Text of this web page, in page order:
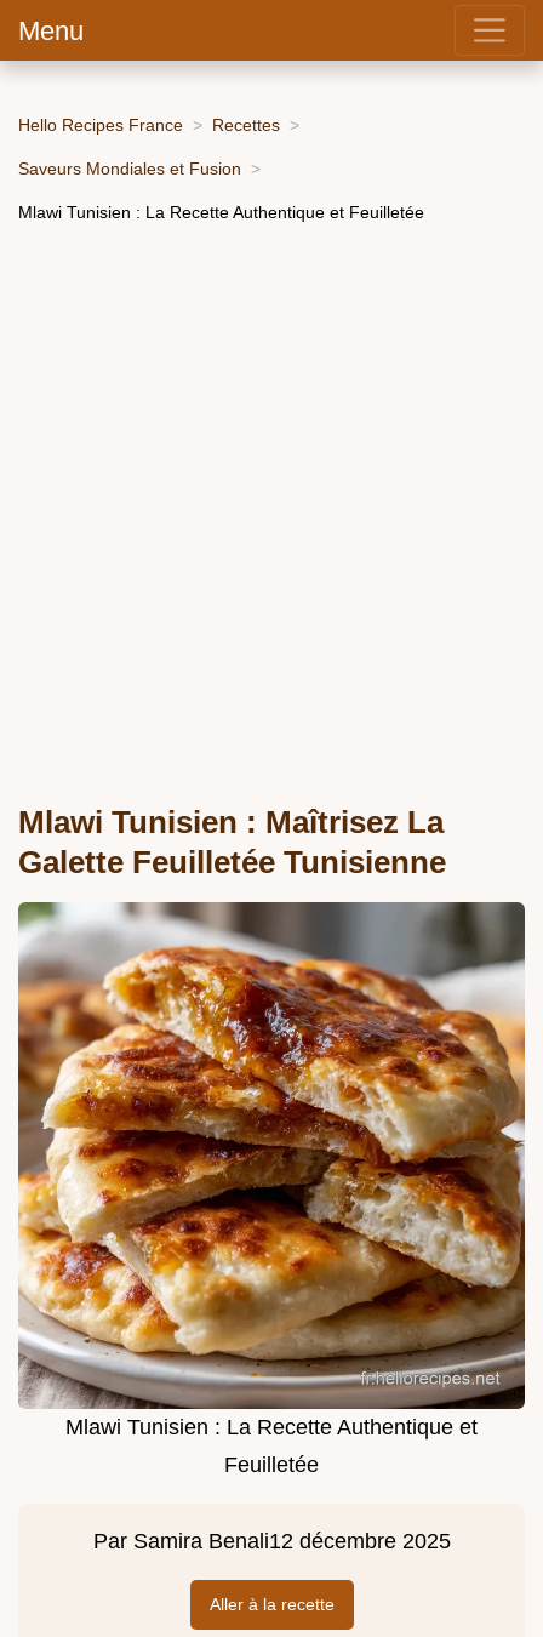
Menu
Hello Recipes France Recettes
Saveurs Mondiales et Fusion
Mlawi Tunisien : La Recette Authentique et Feuilletée
Mlawi Tunisien : Maîtrisez La
Galette Feuilletée Tunisienne
Mlawi Tunisien : La Recette Authentique et
Feuilletée
Par Samira Benali12 décembre 2025
Aller à la recette